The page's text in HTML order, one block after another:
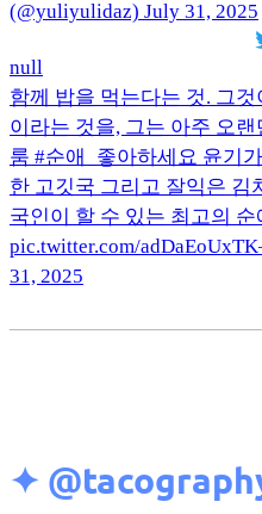
(@yuliyulidaz) July 31, 2025
null
함께 밥을 먹는다는 것. 그
이라는 것을, 그는 아주 오
룸 #순애_좋아하세요 윤기
한 고깃국 그리고 잘익은 김
국인이 할 수 있는 최고의 순
pic.twitter.com/
31, 2025
✦